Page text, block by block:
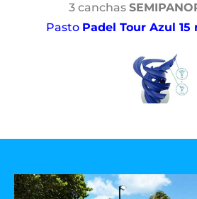
3 canchas
Pasto Padel Tour Azul 15